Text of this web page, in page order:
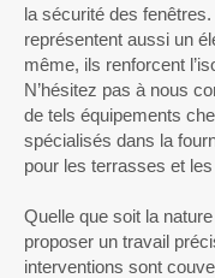
la sécurité des
représentent aussi un
même, ils renforcent
N’hésitez pas à nous
de tels équipements
spécialisés dans la
pour les terrasses et
Quelle que soit la
proposer un travail
interventions sont